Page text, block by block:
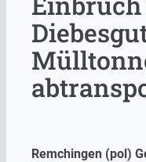
Remchingen (pol)